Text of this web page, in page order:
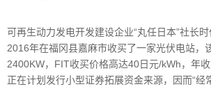
可再生动力发电开发建设企业“丸任日本”社长
2016年在福冈县嘉麻市收买了一家光伏电站，
2400KW，FIT收买价格高达40日元/kWh，年
正在计划发行小型证券拓展资金来源，因而“经